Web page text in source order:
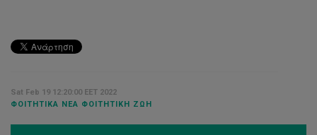
Sat Feb 19 12:20:00 EET 2022
ΦΟΙΤΗΤΙΚΆ ΝΈΑ ΦΟΙΤΗΤΙΚΉ ΖΩΉ